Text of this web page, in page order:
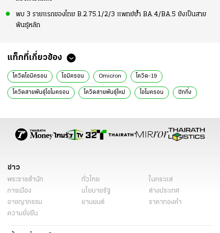
พบ 3 รายแรกของไทย B.2.75.1/2/3 แพทย์ย้ำ BA.4/BA.5 ยังเป็นสาย
พันธุ์หลัก
แท็กที่เกี่ยวข้อง
โควิดโอมิครอน โอมิครอน Omicron โควิด-19
โควิดสายพันธุ์โอไมครอน โควิดสายพันธุ์ใหม่ โอไมครอน ปักกิ่ง
ข่าว
พระราชสำนัก ทั่วไทย
ในกระแส
การเมือง
นโยบายรัฐ
ต่างประเทศ
อาชญากรรม
ยานยนต์
ราคาทองคำ
ความยั่งยืน